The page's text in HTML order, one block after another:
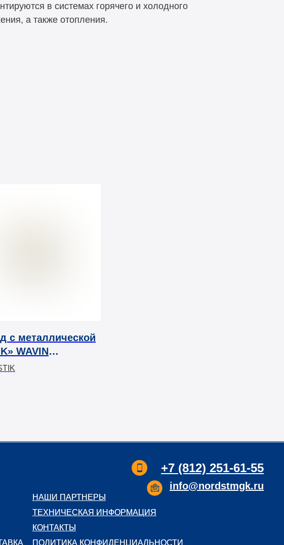
в системах горячего и холодного
а также отопления.
с металлической
WAVIN
+7 (812) 251-61-55
info@nordstmgk.ru
НАШИ ПАРТНЕРЫ
НАШИ ПАРТНЕРЫ
ТЕХНИЧЕСКАЯ ИНФОРМАЦИЯ
ТЕХНИЧЕСКАЯ ИНФОРМАЦИЯ
КОНТАКТЫ
КОНТАКТЫ
ПОЛИТИКА КОНФИДЕНЦИАЛЬНОСТИ
ПОЛИТИКА КОНФИДЕНЦИАЛЬНОСТИ